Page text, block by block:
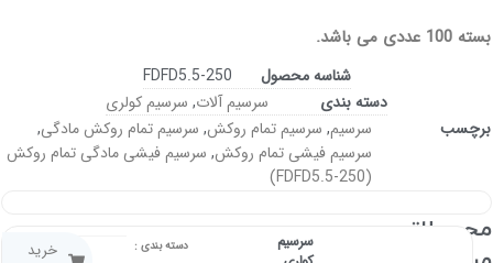
بسته 100 عددی می باشد.
شناسه محصول
FDFD5.5-250
دسته بندی
سرسیم آلات, سرسیم کولری
برچسب
سرسیم, سرسیم تمام روکش, سرسیم تمام روکش مادگی,
سرسیم فیشی تمام روکش, سرسیم فیشی مادگی تمام روکش
(FDFD5.5-250)
محصولاتـــــ
سرسیم
دسته بندی :
خرید